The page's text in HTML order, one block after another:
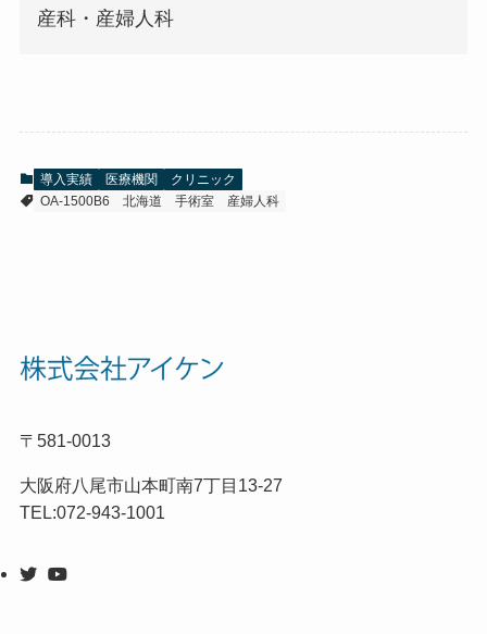
産科・産婦人科
導入実績 医療機関
クリニック
OA-1500B6
北海道 手術室 産婦人科
〒581-0013
大阪府八尾市山本町南7丁目13-27
TEL:072-943-1001